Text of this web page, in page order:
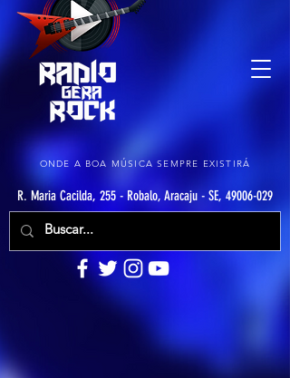
ONDE A BOA MÚSICA SEMPRE EXISTIRÁ
R. Maria Cacilda, 255 - Robalo, Aracaju - SE, 49006-029